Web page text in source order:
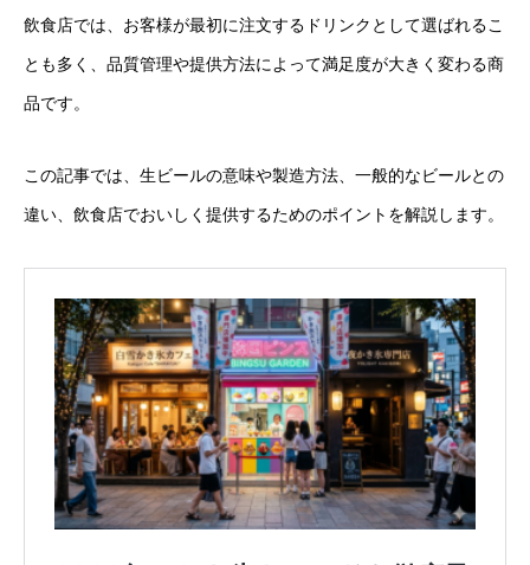
飲食店では、お客様が最初に注文するドリンクとして選ばれるこ
とも多く、品質管理や提供方法によって満足度が大きく変わる商
品です。
この記事では、生ビールの意味や製造方法、一般的なビールとの
違い、飲食店でおいしく提供するためのポイントを解説します。